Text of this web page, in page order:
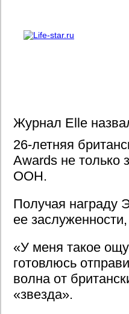
Журнал Elle
26-летняя
Awards не только
ООН.
Получая награду
ее
«У меня такое
готовлюсь
волна от
«звезда».